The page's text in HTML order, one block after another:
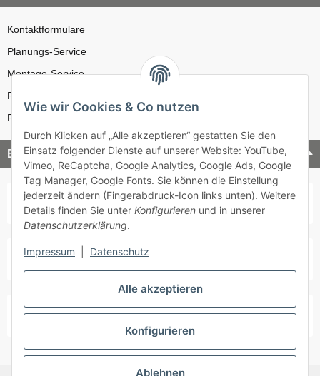
Kontaktformulare
Planungs-Service
Montage-Service
Reparatur-Service
Retouren-Service
Bezahlung & Versand
Alle akzeptieren
Konfigurieren
Ablehnen
Wie wir Cookies & Co nutzen
Durch Klicken auf „Alle akzeptieren“ gestatten Sie den
Einsatz folgender Dienste auf unserer Website: YouTube,
Vimeo, ReCaptcha, Google Analytics, Google Ads, Google
Tag Manager, Google Fonts. Sie können die Einstellung
jederzeit ändern (Fingerabdruck-Icon links unten). Weitere
Details finden Sie unter Konfigurieren und in unserer
Datenschutzerklärung.
Impressum Datenschutz